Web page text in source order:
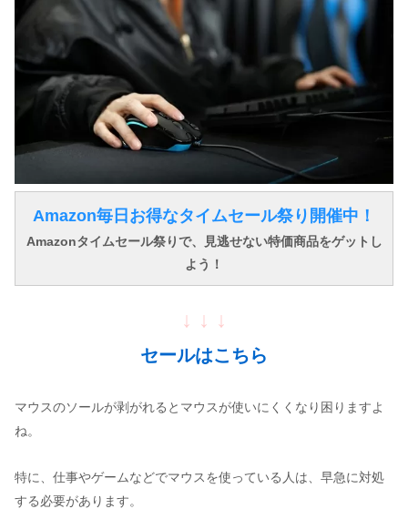
Amazon毎日お得なタイムセール祭り開催中！
Amazonタイムセール祭りで、見逃せない特価商品をゲットし
よう！
↓ ↓ ↓
セールはこちら
マウスのソールが剥がれるとマウスが使いにくくなり困りますよ
ね。
特に、仕事やゲームなどでマウスを使っている人は、早急に対処
する必要があります。